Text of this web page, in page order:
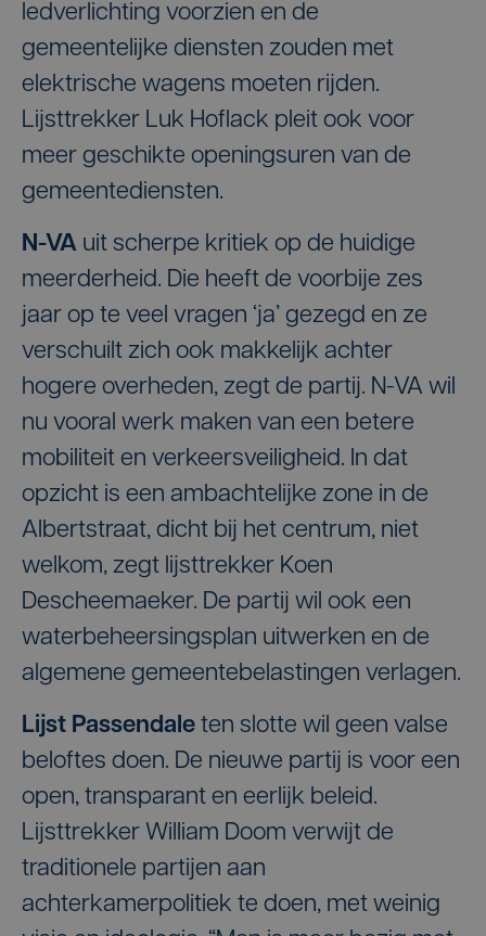
ledverlichting voorzien en de
gemeentelijke diensten zouden met
elektrische wagens moeten rijden.
Lijsttrekker Luk Hoflack pleit ook voor
meer geschikte openingsuren van de
gemeentediensten.
N-VA uit scherpe kritiek op de huidige
meerderheid. Die heeft de voorbije zes
jaar op te veel vragen ‘ja’ gezegd en ze
verschuilt zich ook makkelijk achter
hogere overheden, zegt de partij. N-VA wil
nu vooral werk maken van een betere
mobiliteit en verkeersveiligheid. In dat
opzicht is een ambachtelijke zone in de
Albertstraat, dicht bij het centrum, niet
welkom, zegt lijsttrekker Koen
Descheemaeker. De partij wil ook een
waterbeheersingsplan uitwerken en de
algemene gemeentebelastingen verlagen.
Lijst Passendale ten slotte wil geen valse
beloftes doen. De nieuwe partij is voor een
open, transparant en eerlijk beleid.
Lijsttrekker William Doom verwijt de
traditionele partijen aan
achterkamerpolitiek te doen, met weinig